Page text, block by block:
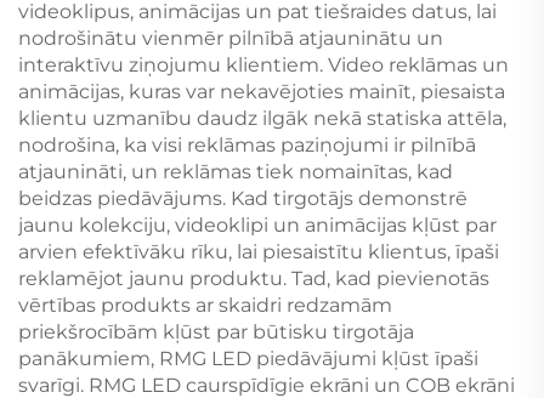
videoklipus, animācijas un pat tiešraides datus, lai
nodrošinātu vienmēr pilnībā atjauninātu un
interaktīvu ziņojumu klientiem. Video reklāmas un
animācijas, kuras var nekavējoties mainīt, piesaista
klientu uzmanību daudz ilgāk nekā statiska attēla,
nodrošina, ka visi reklāmas paziņojumi ir pilnībā
atjaunināti, un reklāmas tiek nomainītas, kad
beidzas piedāvājums. Kad tirgotājs demonstrē
jaunu kolekciju, videoklipi un animācijas kļūst par
arvien efektīvāku rīku, lai piesaistītu klientus, īpaši
reklamējot jaunu produktu. Tad, kad pievienotās
vērtības produkts ar skaidri redzamām
priekšrocībām kļūst par būtisku tirgotāja
panākumiem, RMG LED piedāvājumi kļūst īpaši
svarīgi. RMG LED caurspīdīgie ekrāni un COB ekrāni